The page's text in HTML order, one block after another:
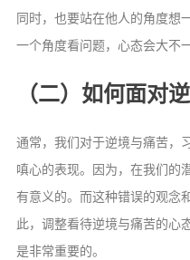
同时，也要站在他人的角度想
一个角度看问题，心态会大不一
（二）如何面对
通常，我们对于逆境与痛苦，
嗔心的表现。因为，在我们的
有意义的。而这种错误的观念
此，调整看待逆境与痛苦的心
是非常重要的。